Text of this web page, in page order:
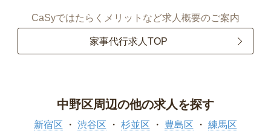
CaSyではたらくメリットなど求人概要のご案内
家事代行求人TOP
中野区周辺の他の求人を探す
新宿区 渋谷区 杉並区 豊島区 練馬区